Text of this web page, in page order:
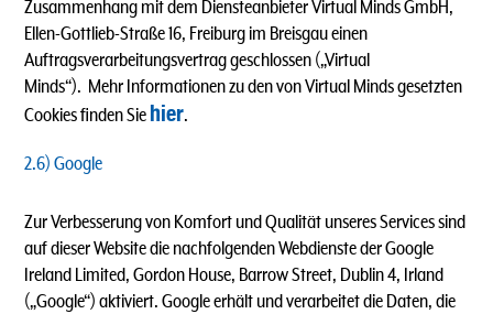
Zusammenhang mit dem Diensteanbieter Virtual Minds GmbH,
Ellen-Gottlieb-Straße 16, Freiburg im Breisgau einen
Auftragsverarbeitungsvertrag geschlossen („Virtual
Minds“). Mehr Informationen zu den von Virtual Minds gesetzten
Cookies finden Sie hier.
2.6) Google
Zur Verbesserung von Komfort und Qualität unseres Services sind
auf dieser Website die nachfolgenden Webdienste derGoogle
Ireland Limited, Gordon House, Barrow Street, Dublin 4, Irland
(„Google“) aktiviert. Google erhält und verarbeitet die Daten, die